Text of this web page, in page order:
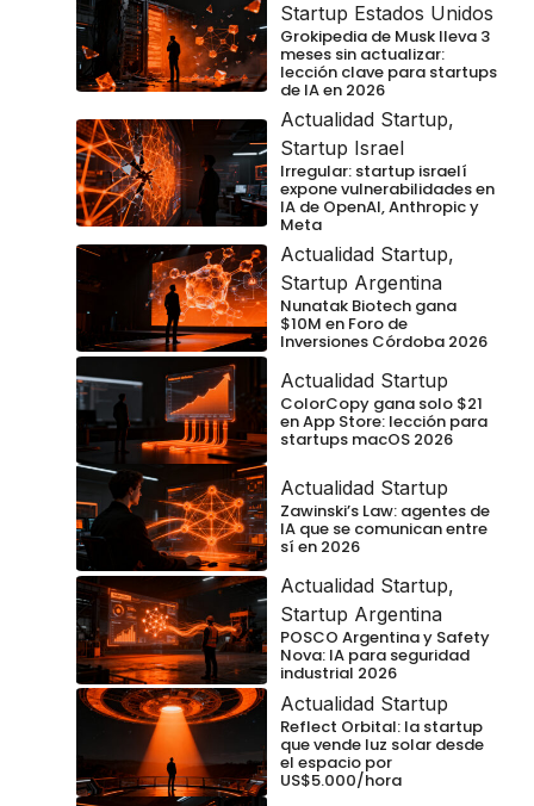
Startup Estados Unidos
Grokipedia de Musk lleva 3
meses sin actualizar:
lección clave para startups
de IA en 2026
Actualidad Startup,
Startup Israel
Irregular: startup israelí
expone vulnerabilidades en
IA de OpenAI, Anthropic y
Meta
Actualidad Startup,
Startup Argentina
Nunatak Biotech gana
$10M en Foro de
Inversiones Córdoba 2026
Actualidad Startup
ColorCopy gana solo $21
en App Store: lección para
startups macOS 2026
Actualidad Startup
Zawinski’s Law: agentes de
IA que se comunican entre
sí en 2026
Actualidad Startup,
Startup Argentina
POSCO Argentina y Safety
Nova: IA para seguridad
industrial 2026
Actualidad Startup
Reflect Orbital: la startup
que vende luz solar desde
el espacio por
US$5.000/hora